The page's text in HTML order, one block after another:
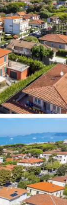
大型户外区
。 请注意
由于茂密
提供了创
性。
中心地
，因为它